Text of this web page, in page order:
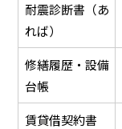
耐震診断書（あ
れば）
修繕履歴・設備
台帳
賃貸借契約書